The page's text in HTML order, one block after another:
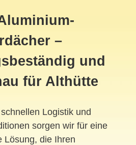
–
und
für Althütte
Logistik und
sorgen wir für eine
Lösung, die Ihren